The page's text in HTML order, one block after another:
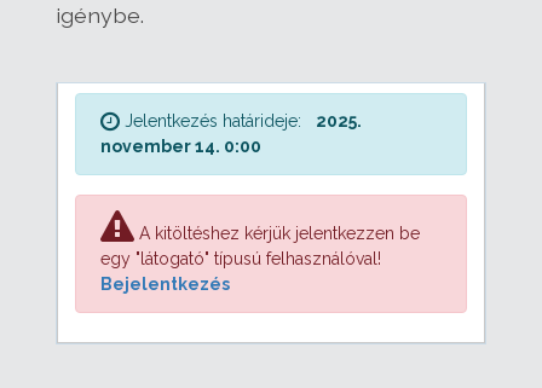
igénybe.
Jelentkezés határideje:
2025.
november 14. 0:00
A kitöltéshez kérjük jelentkezzen be
egy "látogató" típusú felhasználóval!
Bejelentkezés